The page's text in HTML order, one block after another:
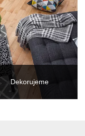
Dekorujeme